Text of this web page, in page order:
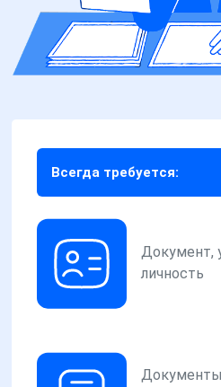
Всегда требуется:
Документ,
личность